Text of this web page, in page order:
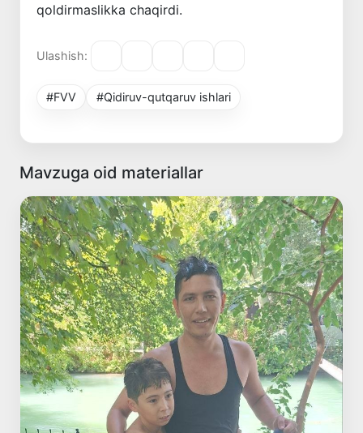
qoldirmaslikka chaqirdi.
Ulashish:
#FVV #Qidiruv-qutqaruv ishlari
Mavzuga oid materiallar